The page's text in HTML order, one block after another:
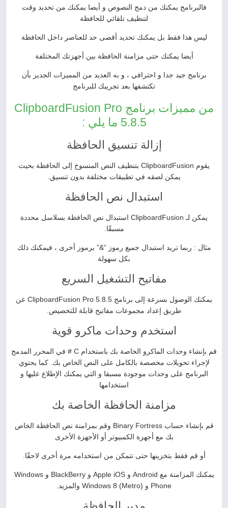
فالبرنامج يمكنك من دمج النصوص و أيضا يمكنك من تحديد وقت
لتنظيف تلقائي للحافظة
ليس هذا فقط بل يمكنك تحديد أقصى حد للعناصر داخل الحافظة
أيضا يمكنك حتى مزامنة الحافظة بين أجهزتك المختلفة
برنامج جيد جدا و احترافي ، و به العديد من المميزات الجدير بأن
تكتشفها بعد تجريبك للبرنامج
من مميزات برنامج ClipboardFusion Pro
5.8.5 ما يلي :
إزالة تنسيق الحافظة
يقوم ClipboardFusion بتنظيف النص المنسوخ إلى الحافظة بحيث
يمكن لصقه في تطبيقات مختلفة بدون تنسيق.
استبدال نص الحافظة
يمكن لـ ClipboardFusion استبدال نص الحافظة بسلاسل محددة
مسبقًا.
مثال : ربما تريد استبدال جميع رموز “&” برموز أخرى ، فيمكنك ذلك
بكل سهولة
مفاتيح التشغيل السريع
يمكنك الوصول بسرعة إلى برنامج ClipboardFusion Pro 5.8.5 عن
طريق إعداد مجموعات مفاتيح قابلة للتخصيص.
استخدم وحدات ماكرو قوية
قم بإنشاء وحدات الماكرو الخاصة بك باستخدام C # في المحرر المدمج
لإجراء تحويلات مخصصة بالكامل على النص الخاص بك. كما يحتوي
البرنامج على وحدات موجودة مسبقا و التي يمكنك الإطلاع عليها و
استخدامها
مزامنة الحافظة الخاصة بك
قم بإنشاء حساب Binary Fortress وقم بمزامنة نص الحافظة الخاص
بك مع أجهزة الكمبيوتر أو الأجهزة الأخرى
أو قم فقط بتخزينها حتى تتمكن من استخدامه مرة أخرى لاحقًا.
يمكنك المزامنة مع Android و Apple iOS و BlackBerry و Windows
Phone و Windows 8 (Metro) والمزيد.